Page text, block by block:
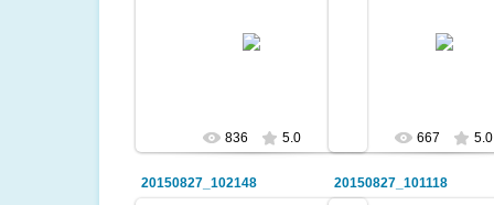
"Ыстық орындық әдісін"
Басбармақ арқылы бағалау
836 5.0 667 5.0
20150827_102148 20150827_101118